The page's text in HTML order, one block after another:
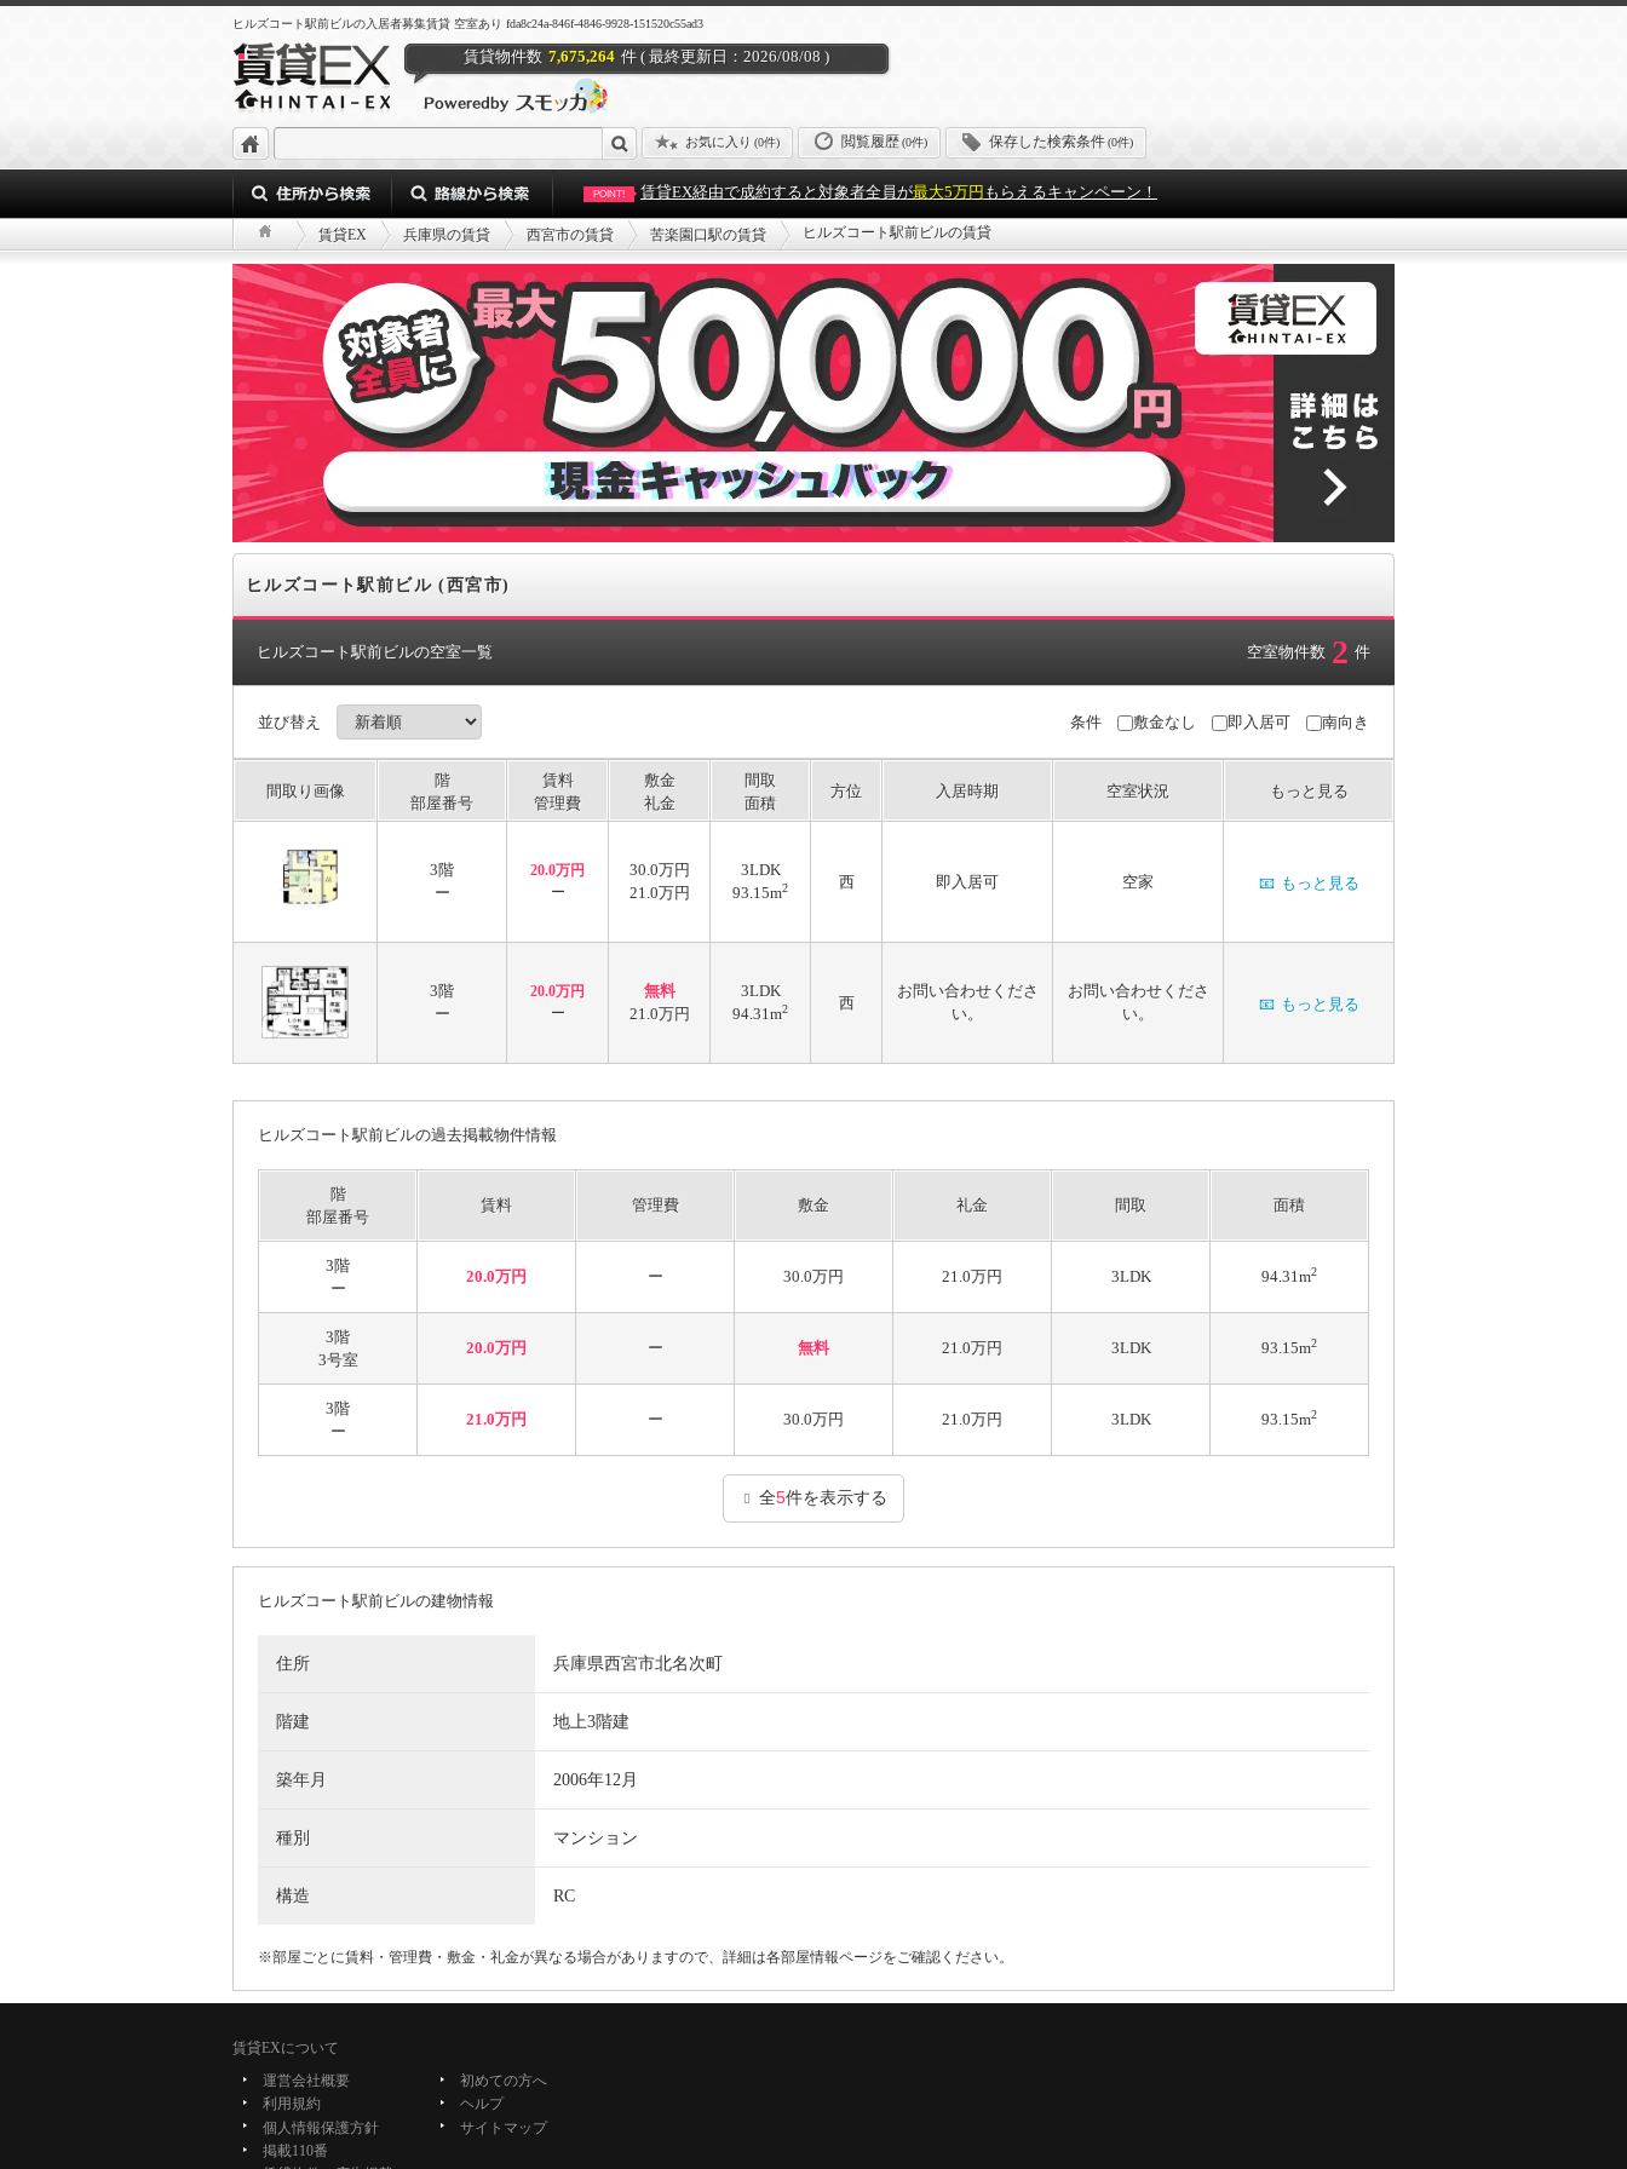
ヒルズコート駅前ビルの入居者募集賃貸 空室あり fda8c24a-846f-4846-9928-151520c55ad3
賃貸物件数 7,675,264 件 ( 最終更新日：2026/08/08 )
お気に入り (0件) 閲覧履歴(0件) 保存した検索条件(0件)
POINT! 賃貸EX経由で成約すると対象者全員が最大5万円 もらえるキャンペーン！
賃貸EX 兵庫県の賃貸 西宮市の賃貸 苦楽園口駅の賃貸 ヒルズコート駅前ビルの賃貸
ヒルズコート駅前ビル (西宮市)
ヒルズコート駅前ビルの空室一覧 空室物件数 2 件
並び替え 条件 敷金なし 即入居可 南向き
間取り画像
階
部屋番号
賃料
管理費
敷金
礼金
間取
面積
方位 入居時期 空室状況 もっと見る
3階
ー
20.0万円
ー
30.0万円
21.0万円
3LDK
93.15m2 西 即入居可 空家 📧 もっと見る
3階
ー
20.0万円
ー
無料
21.0万円
3LDK
94.31m2 西
お問い合わせくださ
い。
お問い合わせくださ
い。
📧 もっと見る
ヒルズコート駅前ビルの過去掲載物件情報
階
部屋番号
賃料 管理費 敷金 礼金 間取 面積
3階
ー
20.0万円 ー 30.0万円 21.0万円 3LDK 94.31m2
3階
3号室
20.0万円 ー 無料 21.0万円 3LDK 93.15m2
3階
ー
21.0万円 ー 30.0万円 21.0万円 3LDK 93.15m2
全5件を表示する
ヒルズコート駅前ビルの建物情報
住所 兵庫県西宮市北名次町
階建 地上3階建
築年月 2006年12月
種別 マンション
構造 RC
※部屋ごとに賃料・管理費・敷金・礼金が異なる場合がありますので、詳細は各部屋情報ページをご確認ください。
賃貸EXについて
運営会社概要
利用規約
個人情報保護方針
掲載110番
初めての方へ
ヘルプ
サイトマップ